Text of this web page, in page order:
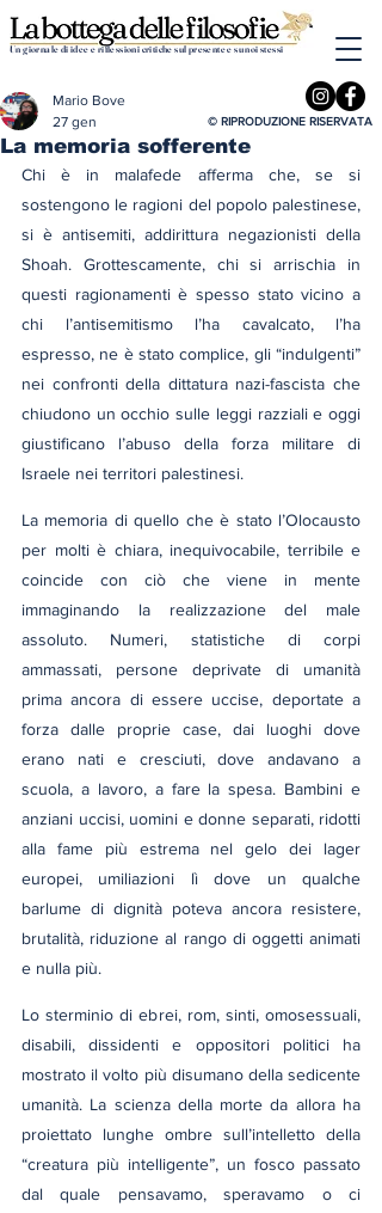
Un giornale di idee e riflessioni critiche sul presente e su noi stessi
La memoria sofferente
Mario Bove
27 gen
Chi è in malafede afferma che, se si
sostengono le ragioni del popolo palestinese,
si è antisemiti, addirittura negazionisti della
Shoah. Grottescamente, chi si arrischia in
questi ragionamenti è spesso stato vicino a
chi l’antisemitismo l’ha cavalcato, l’ha
espresso, ne è stato complice, gli “indulgenti”
nei confronti della dittatura nazi-fascista che
chiudono un occhio sulle leggi razziali e oggi
giustificano l’abuso della forza militare di
Israele nei territori palestinesi.
La memoria di quello che è stato l’Olocausto
per molti è chiara, inequivocabile, terribile e
coincide con ciò che viene in mente
immaginando la realizzazione del male
assoluto. Numeri, statistiche di corpi
ammassati, persone deprivate di umanità
prima ancora di essere uccise, deportate a
forza dalle proprie case, dai luoghi dove
erano nati e cresciuti, dove andavano a
scuola, a lavoro, a fare la spesa. Bambini e
anziani uccisi, uomini e donne separati, ridotti
alla fame più estrema nel gelo dei lager
europei, umiliazioni lì dove un qualche
barlume di dignità poteva ancora resistere,
brutalità, riduzione al rango di oggetti animati
e nulla più.
Lo sterminio di ebrei, rom, sinti, omosessuali,
disabili, dissidenti e oppositori politici ha
mostrato il volto più disumano della sedicente
umanità. La scienza della morte da allora ha
proiettato lunghe ombre sull’intelletto della
“creatura più intelligente”, un fosco passato
dal quale pensavamo, speravamo o ci
© RIPRODUZIONE RISERVATA